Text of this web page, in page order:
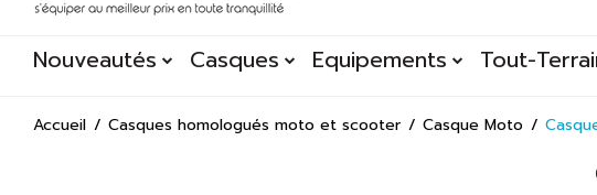
Nouveautés Casques Equipements Tout-
Accueil Casques homologués moto et scooter Casque Moto